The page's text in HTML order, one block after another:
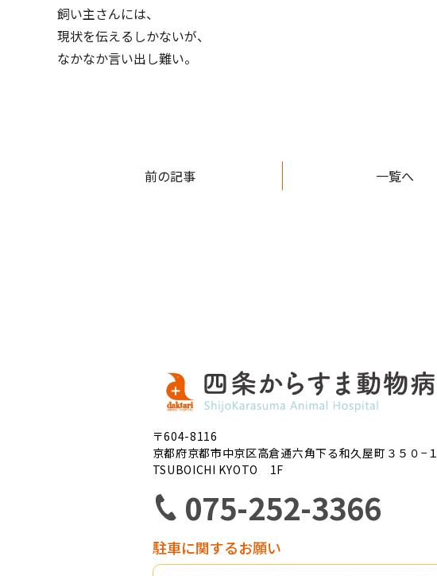
飼い主さんには、
現状を伝えるしかないが、
なかなか言い出し難い。
前の記事 一覧へ
〒604-8116
京都府京都市中京区高倉通六角下る和久屋町３５０−１
TSUBOICHI KYOTO 1F
075-252-3366
駐車に関するお願い